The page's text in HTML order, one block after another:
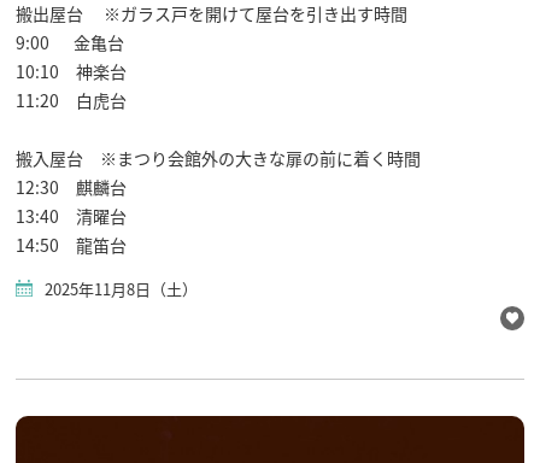
搬出屋台 ※ガラス戸を開けて屋台を引き出す時間
9:00 金亀台
10:10 神楽台
11:20 白虎台
搬入屋台 ※まつり会館外の大きな扉の前に着く時間
12:30 麒麟台
13:40 清曜台
14:50 龍笛台
2025年11月8日（土）